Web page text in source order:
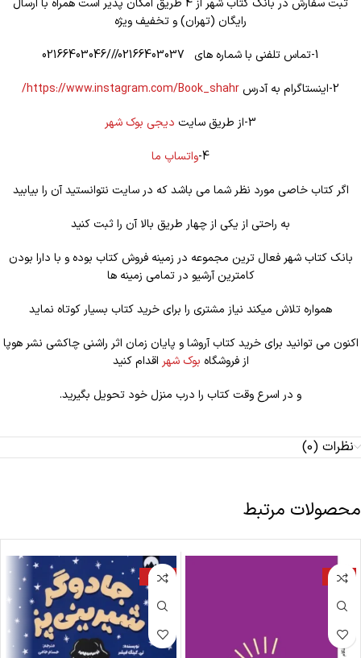
ثبت سفارش در بانک کتاب شهر از 4 طریق امکان پذیر است همراه با ارسال
رایگان (تهران) و تخفیف ویژه
1-تماس تلفنی با شماره های 02166403037///02166403046
2-اینستاگرام به آدرس
https://www.instagram.com/Book_shahr/
3-از طریق سایت
دیجی بوک شهر
4- واتساپ ما
اگر کتاب خاصی مورد نظر شما می باشد که در سایت نتوانستید آن را بیابید
به راحتی از یکی از چهار طریق بالا آن را ثبت کنید
بانک کتاب شهر فعال ترین مجموعه در زمینه فروش کتاب بوده و با دارا بودن
کامترین آرشیو در تمامی زمینه ها
همواره تلاش میکند نیاز مشتری را برای خرید کتاب بسیار کوتاه نماید
اکنون می توانید برای خرید کتاب آروشا و پایان زمان اثر راشنی چاکشی نشر هوپا
از فروشگاه بوک شهر اقدام کنید
و در اسرع وقت کتاب را درب منزل خود تحویل بگیرید.
نظرات (0)
محصولات مرتبط
-17%
-22%